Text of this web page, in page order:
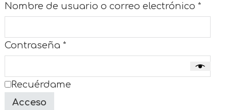
Nombre de usuario o correo electrónico *
Contraseña *
Recuérdame
Acceso